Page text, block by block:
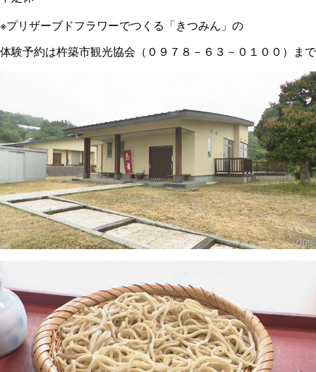
※プリザーブドフラワーでつくる「きつみん」の
体験予約は杵築市観光協会（０９７８－６３－０１００）まで